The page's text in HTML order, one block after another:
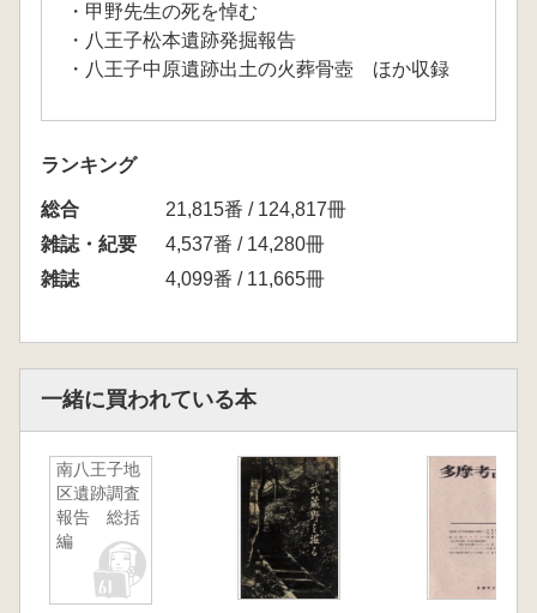
・甲野先生の死を悼む
・八王子松本遺跡発掘報告
・八王子中原遺跡出土の火葬骨壺 ほか収録
ランキング
総合
21,815番 / 124,817冊
雑誌・紀要
4,537番 / 14,280冊
雑誌
4,099番 / 11,665冊
一緒に買われている本
南八王子地
区遺跡調査
報告 総括
編